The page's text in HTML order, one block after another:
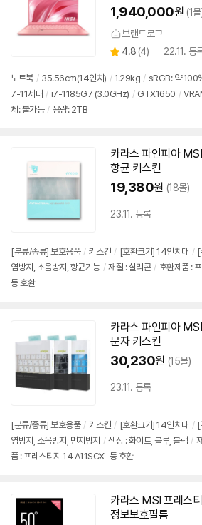
1,940,000원 (1
브랜드로그
별
점
4.8 (상
리
뷰
4) 22.11. 등
노트북 / 35.56cm(14인치) / 1.29kg / sRGB: 약
7-11세대 / i7-1185G7 (3.0GHz) / GTX1650 /
체: 불가능 / 용량: 2TB
카라스 파인피아
항균 키스킨
19,380원 (18몰)
23.11. 등록
[분류/종류] 보호용품 / 키스킨 / [호환크기] 14인치대 / [
염방지, 소음방지, 항균기능 / 재질 : 실리콘 / 호환제품 :
등 호환
카라스 파인피아
문자 키스킨
30,230원 (15몰)
23.11. 등록
[분류/종류] 보호용품 / 키스킨 / [호환크기] 14인치대 / [
염방지, 소음방지, 먼지방지 / 색상 : 화이트, 블루, 블랙 /
품 : 프레스티지 14 A11SCX- 등 호환
카라스 MSI 프레스
정보보호필름